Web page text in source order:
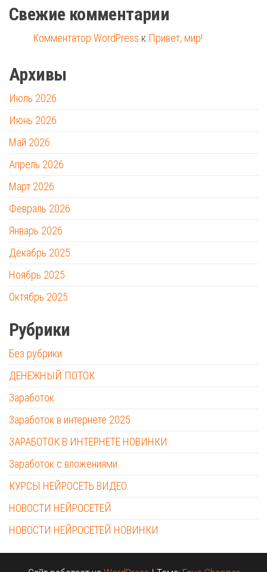
Свежие комментарии
Комментатор WordPress к Привет, мир!
Архивы
Июль 2026
Июнь 2026
Май 2026
Апрель 2026
Март 2026
Февраль 2026
Январь 2026
Декабрь 2025
Ноябрь 2025
Октябрь 2025
Рубрики
Без рубрики
ДЕНЕЖНЫЙ ПОТОК
Заработок
Заработок в интернете 2025
ЗАРАБОТОК В ИНТЕРНЕТЕ НОВИНКИ
Заработок с вложениями
КУРСЫ НЕЙРОСЕТЬ ВИДЕО
НОВОСТИ НЕЙРОСЕТЕЙ
НОВОСТИ НЕЙРОСЕТЕЙ НОВИНКИ